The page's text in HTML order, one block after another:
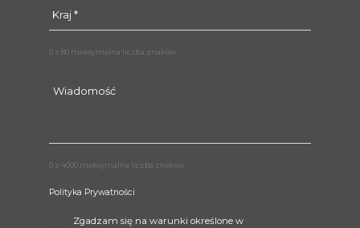
0 z 80 maksymalna liczba znaków
0 z 4000 maksymalna liczba znaków
Polityka Prywatności
Zgadzam się na warunki określone w